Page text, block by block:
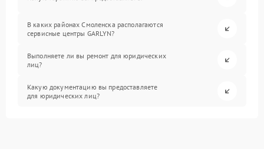
В каких районах Смоленска располагаются
сервисные центры GARLYN?
Выполняете ли вы ремонт для юридических
лиц?
Какую документацию вы предоставляете
для юридических лиц?